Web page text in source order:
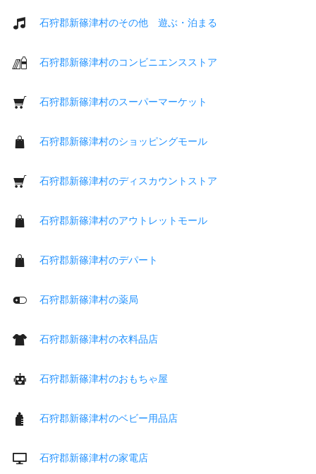
石狩郡新篠津村のその他 遊ぶ・泊まる
石狩郡新篠津村のコンビニエンスストア
石狩郡新篠津村のスーパーマーケット
石狩郡新篠津村のショッピングモール
石狩郡新篠津村のディスカウントストア
石狩郡新篠津村のアウトレットモール
石狩郡新篠津村のデパート
石狩郡新篠津村の薬局
石狩郡新篠津村の衣料品店
石狩郡新篠津村のおもちゃ屋
石狩郡新篠津村のベビー用品店
石狩郡新篠津村の家電店